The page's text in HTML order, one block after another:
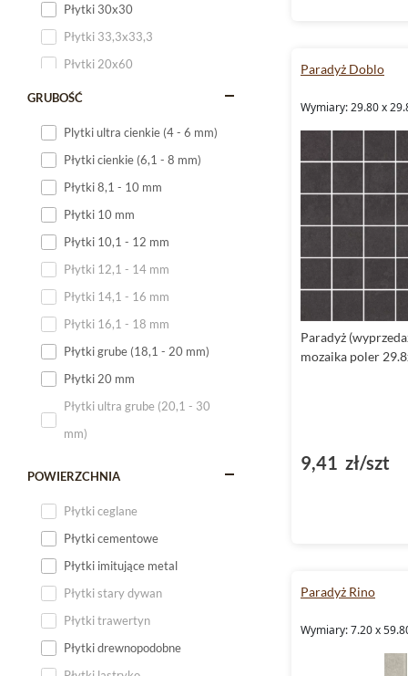
Płytki 30x30
Płytki 33,3x33,3
Płytki 20x60
Płytki 20x120
Płytki małe
GRUBOŚĆ
Plytki ultra cienkie (4 - 6 mm)
Płytki cienkie (6,1 - 8 mm)
Płytki 8,1 - 10 mm
Płytki 10 mm
Płytki 10,1 - 12 mm
Płytki 12,1 - 14 mm
Płytki 14,1 - 16 mm
Płytki 16,1 - 18 mm
Płytki grube (18,1 - 20 mm)
Płytki 20 mm
Płytki ultra grube (20,1 - 30
mm)
POWIERZCHNIA
Płytki ceglane
Płytki cementowe
Płytki imitujące metal
Płytki stary dywan
Płytki trawertyn
Płytki drewnopodobne
Paradyż Doblo
Wymiary: 29.80 x
Paradyż
mozaika poler
9,41 zł/szt
Paradyż Rino
Wymiary: 7.20 x